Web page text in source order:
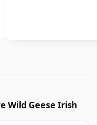
Wild Geese Irish